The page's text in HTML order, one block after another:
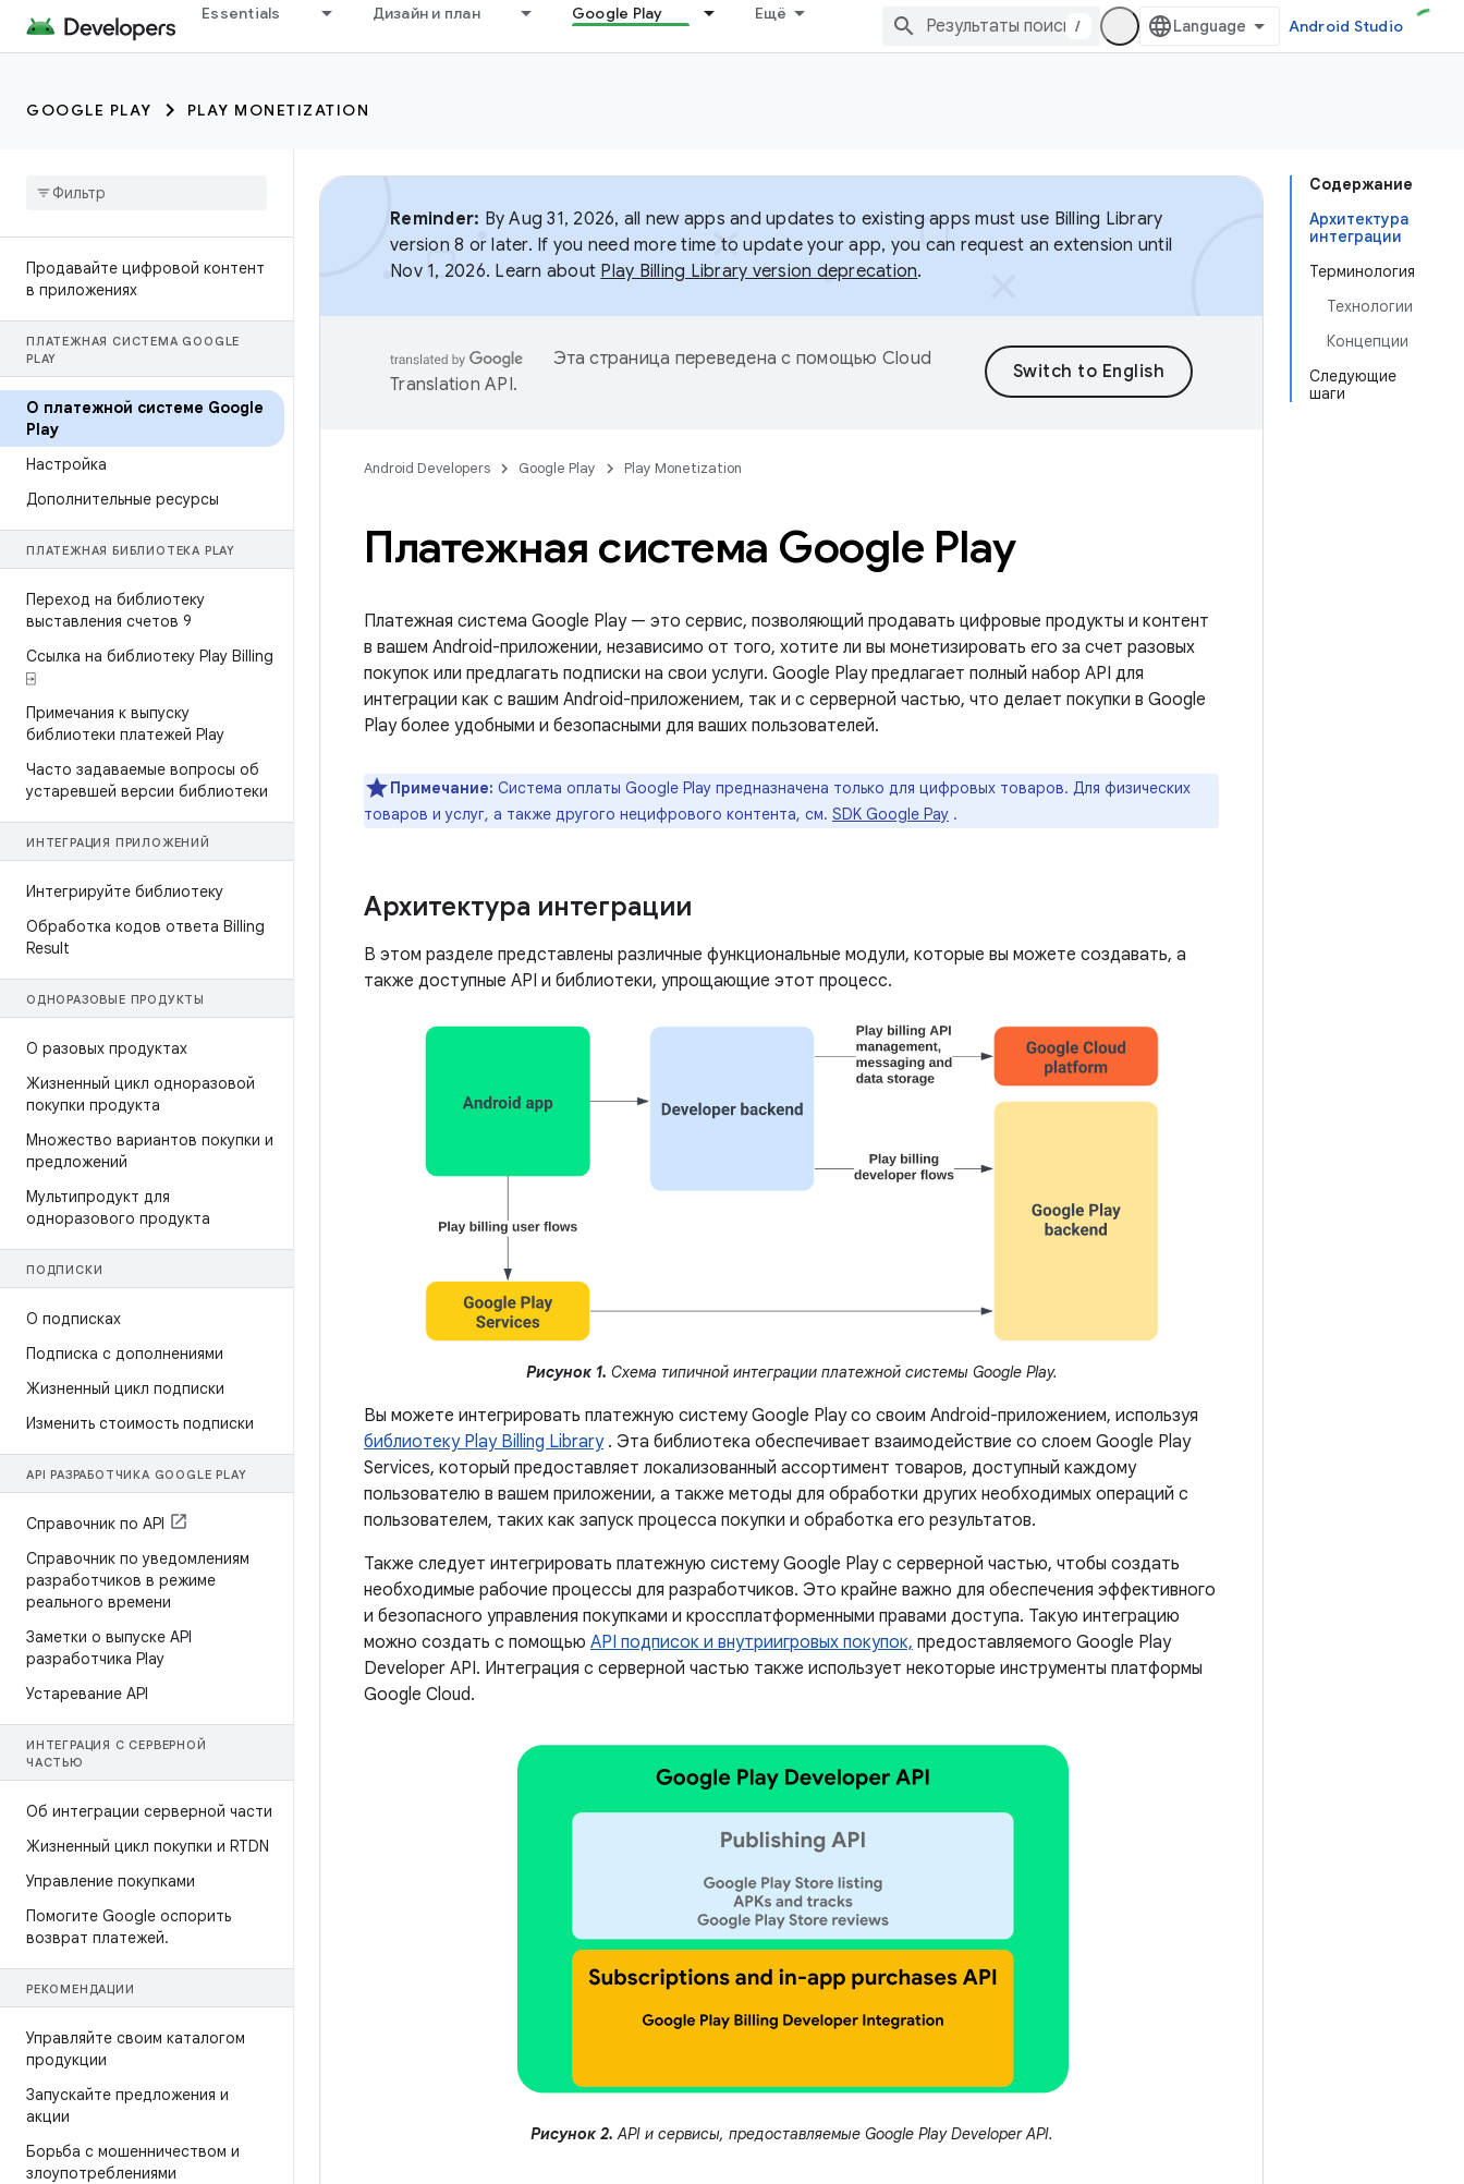
Essentials Дизайн и план Google Play Ещё
/ Android Studio
GOOGLE PLAY PLAY MONETIZATION
Продавайте цифровой контент
в приложениях
ПЛАТЕЖНАЯ СИСТЕМА GOOGLE
PLAY
О платежной системе Google
Play
Настройка
Дополнительные ресурсы
ПЛАТЕЖНАЯ БИБЛИОТЕКА PLAY
Переход на библиотеку
выставления счетов 9
Ссылка на библиотеку Play Billing
⍈
Примечания к выпуску
библиотеки платежей Play
Часто задаваемые вопросы об
устаревшей версии библиотеки
ИНТЕГРАЦИЯ ПРИЛОЖЕНИЙ
Интегрируйте библиотеку
Обработка кодов ответа Billing
Result
ОДНОРАЗОВЫЕ ПРОДУКТЫ
О разовых продуктах
Жизненный цикл одноразовой
покупки продукта
Множество вариантов покупки и
предложений
Мультипродукт для
одноразового продукта
ПОДПИСКИ
О подписках
Подписка с дополнениями
Жизненный цикл подписки
Изменить стоимость подписки
API РАЗРАБОТЧИКА GOOGLE PLAY
Справочник по API
Справочник по уведомлениям
разработчиков в режиме
реального времени
Заметки о выпуске API
разработчика Play
Устаревание API
ИНТЕГРАЦИЯ С СЕРВЕРНОЙ
ЧАСТЬЮ
Об интеграции серверной части
Жизненный цикл покупки и RTDN
Управление покупками
Помогите Google оспорить
возврат платежей.
РЕКОМЕНДАЦИИ
Управляйте своим каталогом
продукции
Запускайте предложения и
акции
Борьба с мошенничеством и
злоупотреблениями
Содержание
Архитектура
интеграции
Терминология
Технологии
Концепции
Следующие
шаги
Reminder: By Aug 31, 2026, all new apps and updates to existing apps must use Billing Library
version 8 or later. If you need more time to update your app, you can request an extension until
Nov 1, 2026. Learn about Play Billing Library version deprecation.
Эта страница переведена с помощью Cloud
Translation API.
Android Developers Google Play Play Monetization
Платежная система Google Play
Платежная система Google Play — это сервис, позволяющий продавать цифровые продукты и контент
в вашем Android-приложении, независимо от того, хотите ли вы монетизировать его за счет разовых
покупок или предлагать подписки на свои услуги. Google Play предлагает полный набор API для
интеграции как с вашим Android-приложением, так и с серверной частью, что делает покупки в Google
Play более удобными и безопасными для ваших пользователей.
Примечание: Система оплаты Google Play предназначена только для цифровых товаров. Для физических
товаров и услуг, а также другого нецифрового контента, см. SDK Google Pay .
Архитектура интеграции
В этом разделе представлены различные функциональные модули, которые вы можете создавать, а
также доступные API и библиотеки, упрощающие этот процесс.
Рисунок 1. Схема типичной интеграции платежной системы Google Play.
Вы можете интегрировать платежную систему Google Play со своим Android-приложением, используя
библиотеку Play Billing Library. Эта библиотека обеспечивает взаимодействие со слоем Google Play
Services, который предоставляет локализованный ассортимент товаров, доступный каждому
пользователю в вашем приложении, а также методы для обработки других необходимых операций с
пользователем, таких как запуск процесса покупки и обработка его результатов.
Также следует интегрировать платежную систему Google Play с серверной частью, чтобы создать
необходимые рабочие процессы для разработчиков. Это крайне важно для обеспечения эффективного
и безопасного управления покупками и кроссплатформенными правами доступа. Такую интеграцию
можно создать с помощью API подписок и внутриигровых покупок, предоставляемого Google Play
Developer API. Интеграция с серверной частью также использует некоторые инструменты платформы
Google Cloud.
Рисунок 2. API и сервисы, предоставляемые Google Play Developer API.